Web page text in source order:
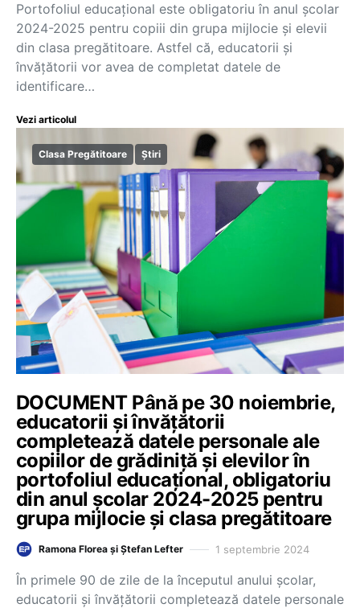
Portofoliul educațional este obligatoriu în anul școlar
2024-2025 pentru copiii din grupa mijlocie și elevii
din clasa pregătitoare. Astfel că, educatorii și
învățătorii vor avea de completat datele de
identificare…
Vezi articolul
Clasa Pregătitoare Știri
DOCUMENT Până pe 30 noiembrie,
educatorii și învățătorii
completează datele personale ale
copiilor de grădiniță și elevilor în
portofoliul educațional, obligatoriu
din anul școlar 2024-2025 pentru
grupa mijlocie și clasa pregătitoare
Ramona Florea și Ștefan Lefter 1 septembrie 2024
În primele 90 de zile de la începutul anului școlar,
educatorii și învățătorii completează datele personale